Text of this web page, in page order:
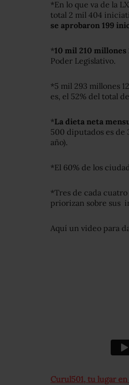
*En lo que va de la
total 2 mil 404
se aprobaron 199
*10 mil 210 millones
Poder Legislativo.
*5 mil 293 millones
es, el 52% del total
*La dieta neta
500 diputados es de
año).
*El 60% de los
*Tres de cada
priorizan sobre sus
Aquí un video para
Curul501, tu lugar